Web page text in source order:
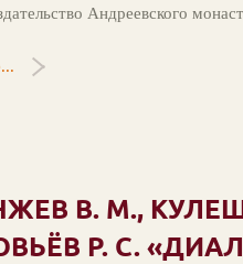
Андреевского
В. М.,
Р. С.